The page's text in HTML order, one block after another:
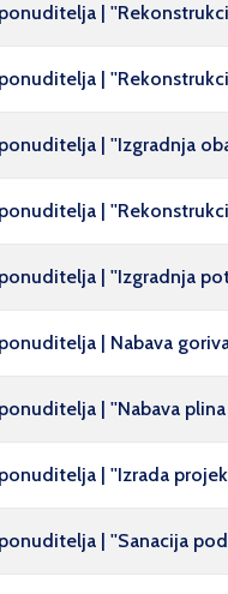
|
|
| ''Izgradnja
|
| ''Izgradnja
| Nabava
| ''Nabava
| ''Izrada
| ''Sanacija